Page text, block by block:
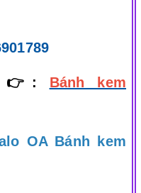
Bánh kem
OA Bánh kem